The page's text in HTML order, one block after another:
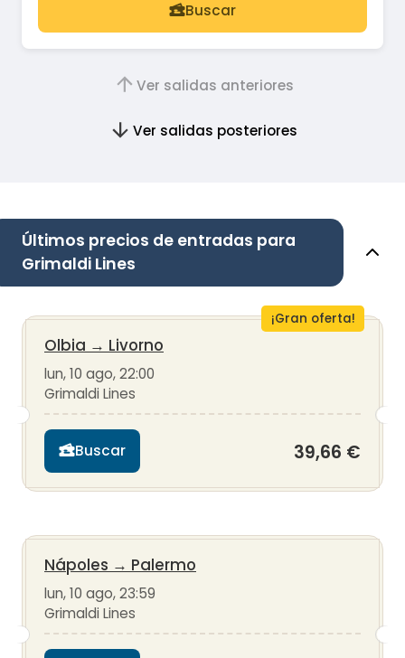
Buscar
Ver salidas anteriores
Ver salidas posteriores
Últimos precios de entradas para
Grimaldi Lines
¡Gran oferta!
Olbia → Livorno
lun, 10 ago, 22:00
Grimaldi Lines
Buscar 39,66 €
Nápoles → Palermo
lun, 10 ago, 23:59
Grimaldi Lines